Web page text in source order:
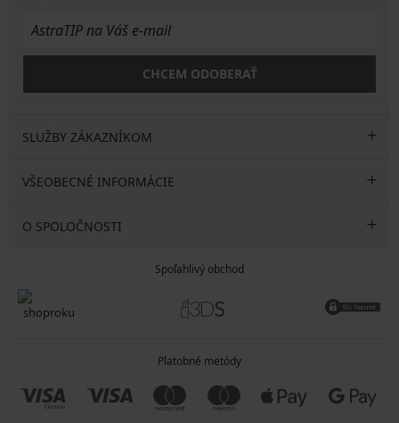
CHCEM ODOBERAŤ
SLUŽBY ZÁKAZNÍKOM
VŠEOBECNÉ INFORMÁCIE
O SPOLOČNOSTI
Spoľahlivý obchod
Platobné metódy